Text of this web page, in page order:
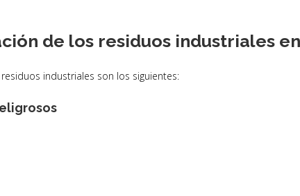
de los residuos industriales
industriales son los siguientes: